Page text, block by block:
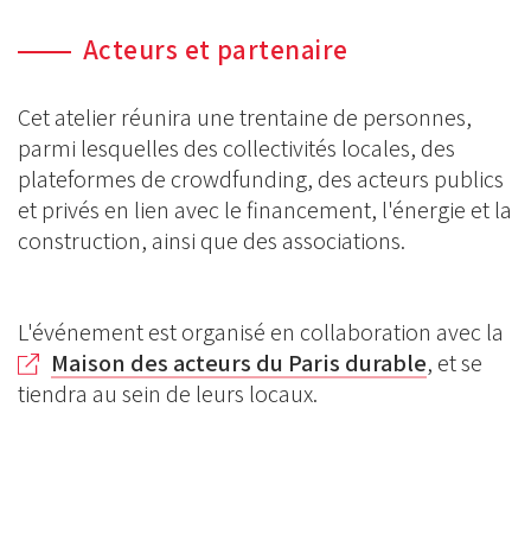
Acteurs et partenaire
Cet atelier réunira une trentaine de personnes,
parmi lesquelles des collectivités locales, des
plateformes de crowdfunding, des acteurs publics
et privés en lien avec le financement, l'énergie et la
construction, ainsi que des associations.
L'événement est organisé en collaboration avec la
Maison des acteurs du Paris durable, et se
tiendra au sein de leurs locaux.